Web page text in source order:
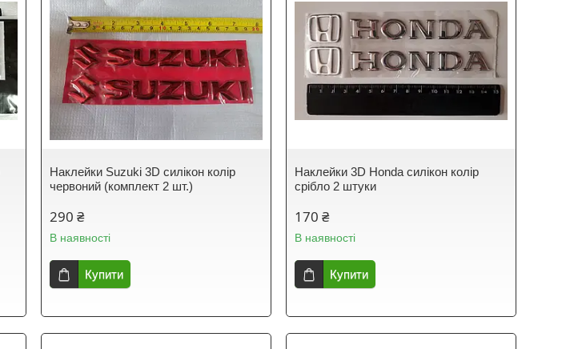
Наклейки Suzuki 3D силікон колір
червоний (комплект 2 шт.)
290 ₴
В наявності
Купити
Наклейки 3D Honda силікон колір
срібло 2 штуки
170 ₴
В наявності
Купити